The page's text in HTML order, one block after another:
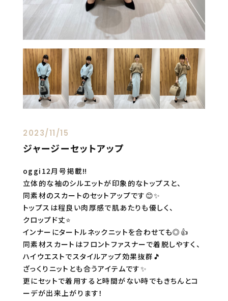
2023/11/15
ジャージーセットアップ
oggi12月号掲載‼️
立体的な袖のシルエットが印象的なトップスと、
同素材のスカートのセットアップです😊✨
トップスは程良い肉厚感で肌あたりも優しく、
クロップド丈⭐️
インナーにタートルネックニットを合わせても◎👍
同素材スカートはフロントファスナーで着脱しやすく、
ハイウエストでスタイルアップ効果抜群🎵
ざっくりニットとも合うアイテムです✨
更にセットで着用すると時間がない時でもきちんとコ
ーデが出来上がります！